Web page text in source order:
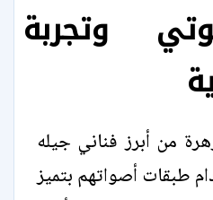
وتجربة
من أبرز فناني جيله
طبقات أصواتهم بتميز